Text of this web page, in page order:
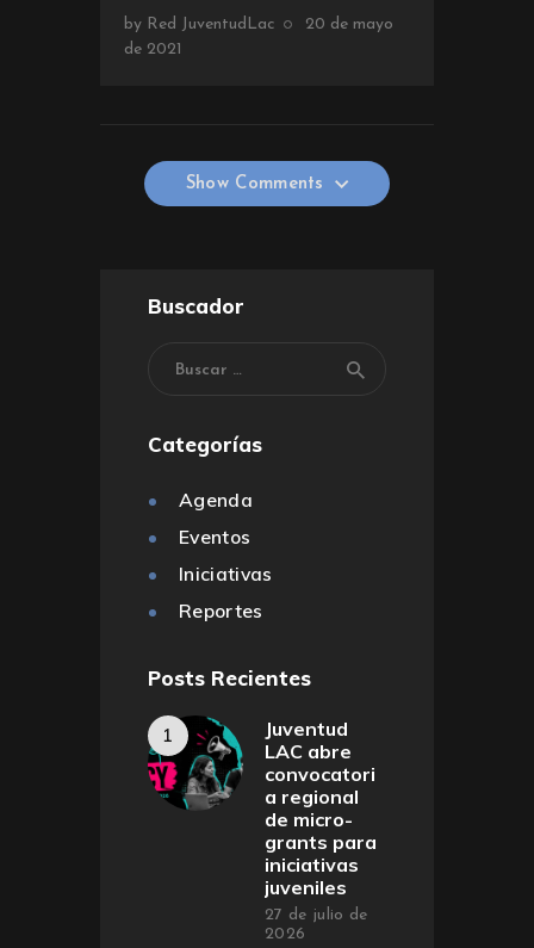
by Red JuventudLac
20 de mayo
de 2021
Show Comments
Buscador
Categorías
Agenda
Eventos
Iniciativas
Reportes
Posts Recientes
Juventud
LAC abre
convocatori
a regional
de micro-
grants para
iniciativas
juveniles
27 de julio de
2026